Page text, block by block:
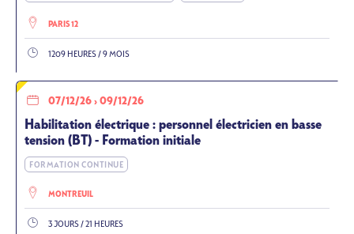
PARIS 12
1209 HEURES / 9 MOIS
07/12/26 › 09/12/26
Habilitation électrique : personnel électricien en basse
tension (BT) - Formation initiale
FORMATION CONTINUE
MONTREUIL
3 JOURS / 21 HEURES